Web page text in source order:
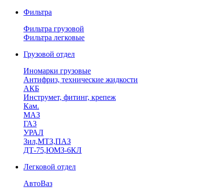
Фильтра
Фильтра грузовой
Фильтра легковые
Грузовой отдел
Иномарки грузовые
Антифриз, технические жидкости
АКБ
Инструмет, фитинг, крепеж
Кам.
МАЗ
ГА3
УРАЛ
Зил,МТЗ,ПАЗ
ДТ-75,ЮМЗ-6КЛ
Легковой отдел
АвтоВаз